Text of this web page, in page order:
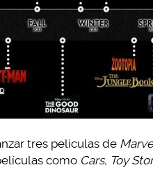
tres películas de
como Cars, Toy